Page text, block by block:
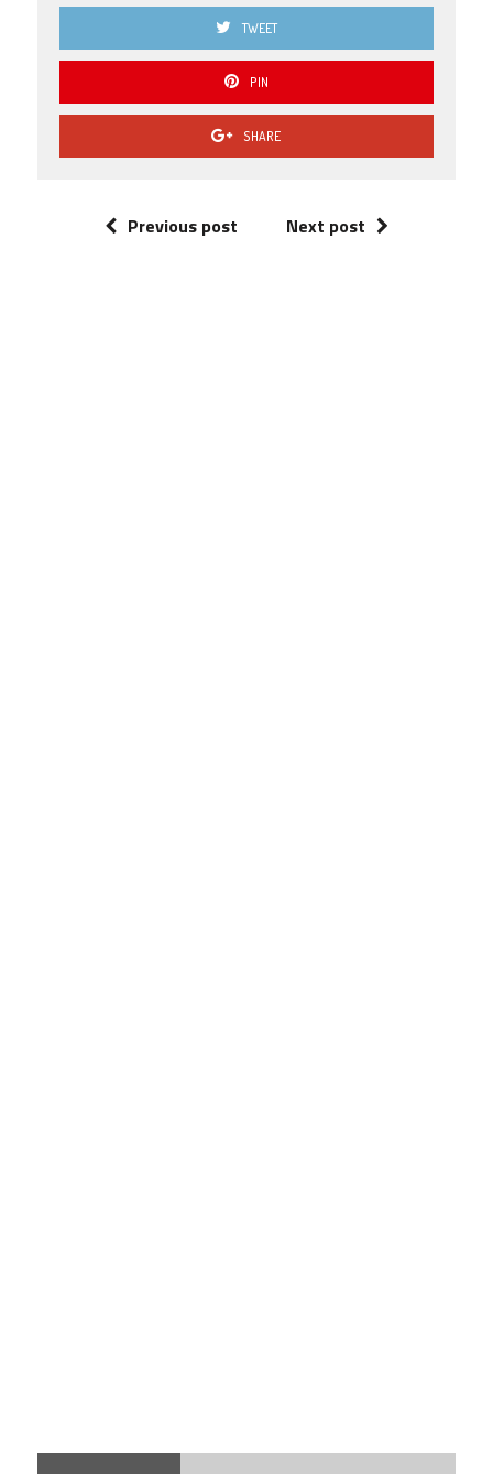
TWEET
PIN
SHARE
Previous post Next post